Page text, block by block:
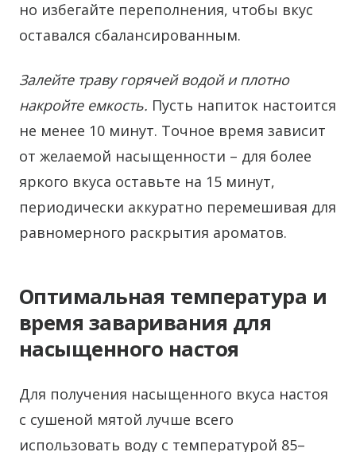
но избегайте переполнения, чтобы вкус
оставался сбалансированным.
Залейте траву горячей водой и плотно
накройте емкость. Пусть напиток настоится
не менее 10 минут. Точное время зависит
от желаемой насыщенности – для более
яркого вкуса оставьте на 15 минут,
периодически аккуратно перемешивая для
равномерного раскрытия ароматов.
Оптимальная температура и
время заваривания для
насыщенного настоя
Для получения насыщенного вкуса настоя
с сушеной мятой лучше всего
использовать воду с температурой 85–